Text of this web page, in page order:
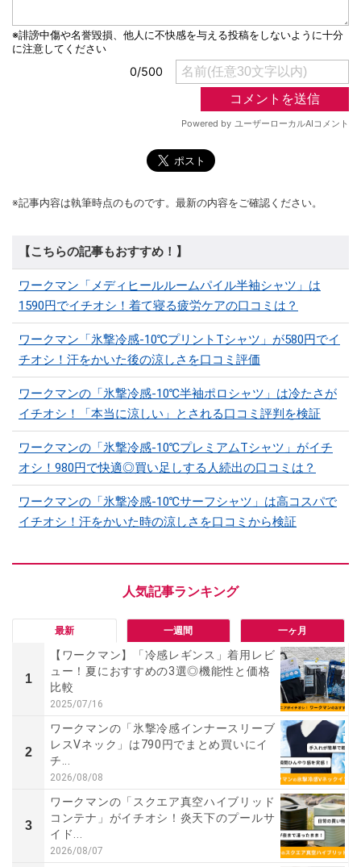
※記事内容は執筆時点のものです。最新の内容をご確認ください。
【こちらの記事もおすすめ！】
ワークマン「メディヒールルームパイル半袖シャツ」は
1590円でイチオシ！着て寝る疲労ケアの口コミは？
ワークマン「氷撃冷感-10℃プリントTシャツ」が580円でイ
チオシ！汗をかいた後の涼しさを口コミ評価
ワークマンの「氷撃冷感-10℃半袖ポロシャツ」は冷たさが
イチオシ！「本当に涼しい」とされる口コミ評判を検証
ワークマンの「氷撃冷感-10℃プレミアムTシャツ」がイチ
オシ！980円で快適◎買い足しする人続出の口コミは？
ワークマンの「氷撃冷感-10℃サーフシャツ」は高コスパで
イチオシ！汗をかいた時の涼しさを口コミから検証
最新 一週間 一ヶ月
1
【ワークマン】「冷感レギンス」着用レビ
ュー！夏におすすめの3選◎機能性と価格
比較
2025/07/16
2
ワークマンの「氷撃冷感インナースリーブ
レスVネック」は790円でまとめ買いにイ
チ...
2026/08/08
3
ワークマンの「スクエア真空ハイブリッド
コンテナ」がイチオシ！炎天下のプールサ
イド...
2026/08/07